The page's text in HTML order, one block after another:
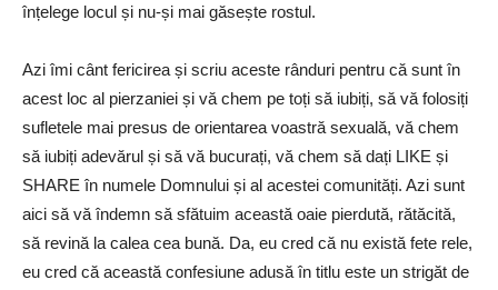
înțelege locul și nu-și mai găsește rostul.
Azi îmi cânt fericirea și scriu aceste rânduri pentru că sunt în
acest loc al pierzaniei și vă chem pe toți să iubiți, să vă folosiți
sufletele mai presus de orientarea voastră sexuală, vă chem
să iubiți adevărul și să vă bucurați, vă chem să dați LIKE și
SHARE în numele Domnului și al acestei comunități. Azi sunt
aici să vă îndemn să sfătuim această oaie pierdută, rătăcită,
să revină la calea cea bună. Da, eu cred că nu există fete rele,
eu cred că această confesiune adusă în titlu este un strigăt de